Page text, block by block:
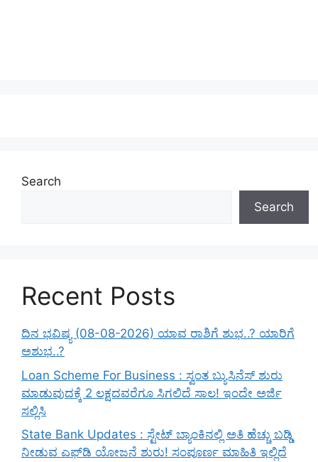
Search
Search
Recent Posts
ದಿನ ಭವಿಷ್ಯ (08-08-2026) ಯಾವ ರಾಶಿಗೆ ಶುಭ..? ಯಾರಿಗೆ
ಅಶುಭ..?
Loan Scheme For Business : ಸ್ವಂತ ಬ್ಯುಸಿನೆಸ್ ಶುರು
ಮಾಡುವುದಕ್ಕೆ 2 ಲಕ್ಷದವರೆಗೂ ಸಿಗಲಿದೆ ಸಾಲ! ಇಂದೇ ಅರ್ಜಿ
ಸಲ್ಲಿಸಿ
State Bank Updates : ಸ್ಟೇಟ್ ಬ್ಯಾಂಕಿನಲ್ಲಿ ಅತಿ ಹೆಚ್ಚು ಬಡ್ಡಿ
ನೀಡುವ ಎಫ್‌ಡಿ ಯೋಜನೆ ಶುರು! ಸಂಪೂರ್ಣ ಮಾಹಿತಿ ಇಲ್ಲಿದೆ